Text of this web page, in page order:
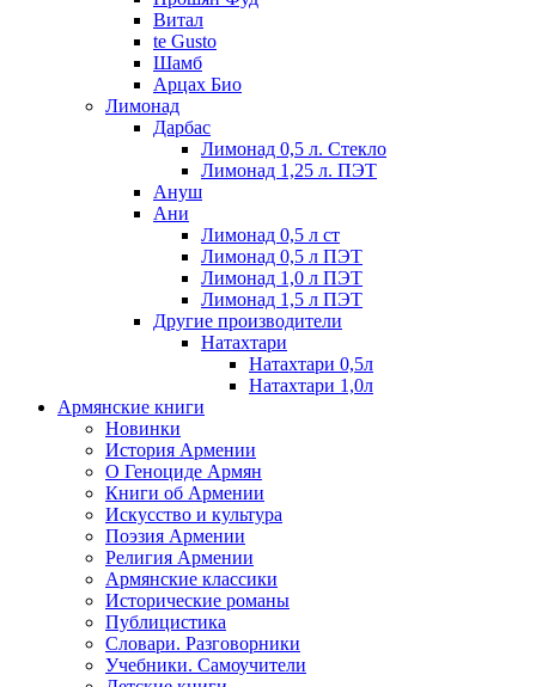
Витал
te Gusto
Шамб
Арцах Био
Лимонад
Дарбас
Лимонад 0,5 л. Стекло
Лимонад 1,25 л. ПЭТ
Ануш
Ани
Лимонад 0,5 л ст
Лимонад 0,5 л ПЭТ
Лимонад 1,0 л ПЭТ
Лимонад 1,5 л ПЭТ
Другие производители
Натахтари
Натахтари 0,5л
Натахтари 1,0л
Армянские книги
Новинки
История Армении
О Геноциде Армян
Книги об Армении
Иcкусство и культура
Поэзия Армении
Религия Армении
Армянские классики
Исторические романы
Публицистика
Словари. Разговорники
Учебники. Самоучители